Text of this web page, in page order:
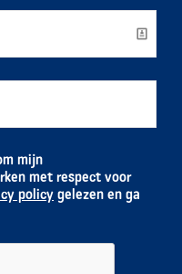
mijn
met respect voor
policy gelezen en ga